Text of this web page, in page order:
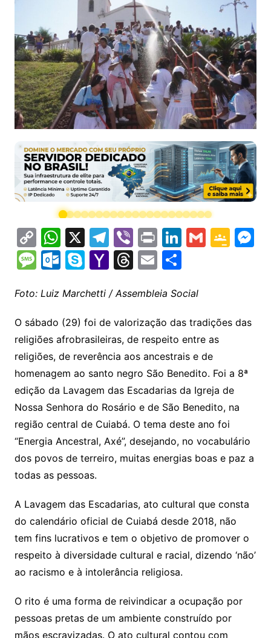
C
o
p
y
Li
n
k
W
h
at
s
A
p
p
X T
el
e
gr
a
m
Vi
b
er
Pr
in
t
Li
n
k
e
dI
n
G G
e
Cl
s
sr
o
o
m
M
M
s
s
a
g
e
O
lo
o
k.
c
o
m
S
y
p
e
Y
h
o
o
M
ai
l
T
e
a
d
s
E
ai
l
S
ar
e
Foto: Luiz Marchetti / Assembleia Social
O sábado (29) foi de valorização das tradições das
religiões afrobrasileiras, de respeito entre as
religiões, de reverência aos ancestrais e de
homenagem ao santo negro São Benedito. Foi a 8ª
edição da Lavagem das Escadarias da Igreja de
Nossa Senhora do Rosário e de São Benedito, na
região central de Cuiabá. O tema deste ano foi
“Energia Ancestral, Axé”, desejando, no vocabulário
dos povos de terreiro, muitas energias boas e paz a
todas as pessoas.
A Lavagem das Escadarias, ato cultural que consta
do calendário oficial de Cuiabá desde 2018, não
tem fins lucrativos e tem o objetivo de promover o
respeito à diversidade cultural e racial, dizendo ‘não’
ao racismo e à intolerância religiosa.
O rito é uma forma de reivindicar a ocupação por
pessoas pretas de um ambiente construído por
mãos escravizadas. O ato cultural contou com